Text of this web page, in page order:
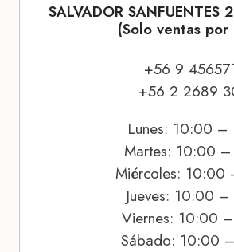
SALVADOR SANFUENTES
(Solo ventas por
+56 9
+56 2 2689
Lunes: 10:00 –
Martes: 10:00
Miércoles: 10:00
Jueves: 10:00
Viernes: 10:00
Sábado: 10:00